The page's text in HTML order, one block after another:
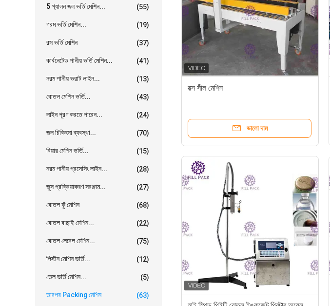
5 গ্যালন জল ভর্তি মেশিন... (55)
গরম ভর্তি মেশিন... (19)
রস ভর্তি মেশিন (37)
কার্বনেটেড পানীয় ভর্তি মেশিন... (41)
নরম পানীয় ভরাট লাইন... (13)
বোতল মেশিন ভর্তি... (43)
লাইন পূরণ করতে পারেন... (24)
জল চিকিৎসা ব্যবস্থা... (70)
বিয়ার মেশিন ভর্তি... (15)
নরম পানীয় প্রসেসিং লাইন... (28)
জুস প্রক্রিয়াকরণ সরঞ্জাম... (27)
বোতল ফুঁ মেশিন (68)
বোতল বাছাই মেশিন... (22)
বোতল লেবেল মেশিন... (75)
পিস্টন মেশিন ভর্তি... (12)
তেল ভর্তি মেশিন... (5)
তারপর Packing মেশিন (63)
বক্স সীল মেশিন
ভালো দাম